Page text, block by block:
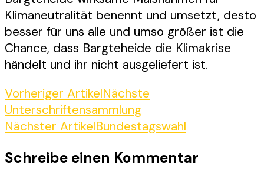
Klimaneutralität benennt und umsetzt, desto
besser für uns alle und umso größer ist die
Chance, dass Bargteheide die Klimakrise
händelt und ihr nicht ausgeliefert ist.
Beitragsnavigation
Vorheriger ArtikelNächste
Unterschriftensammlung
Nächster ArtikelBundestagswahl
Schreibe einen Kommentar